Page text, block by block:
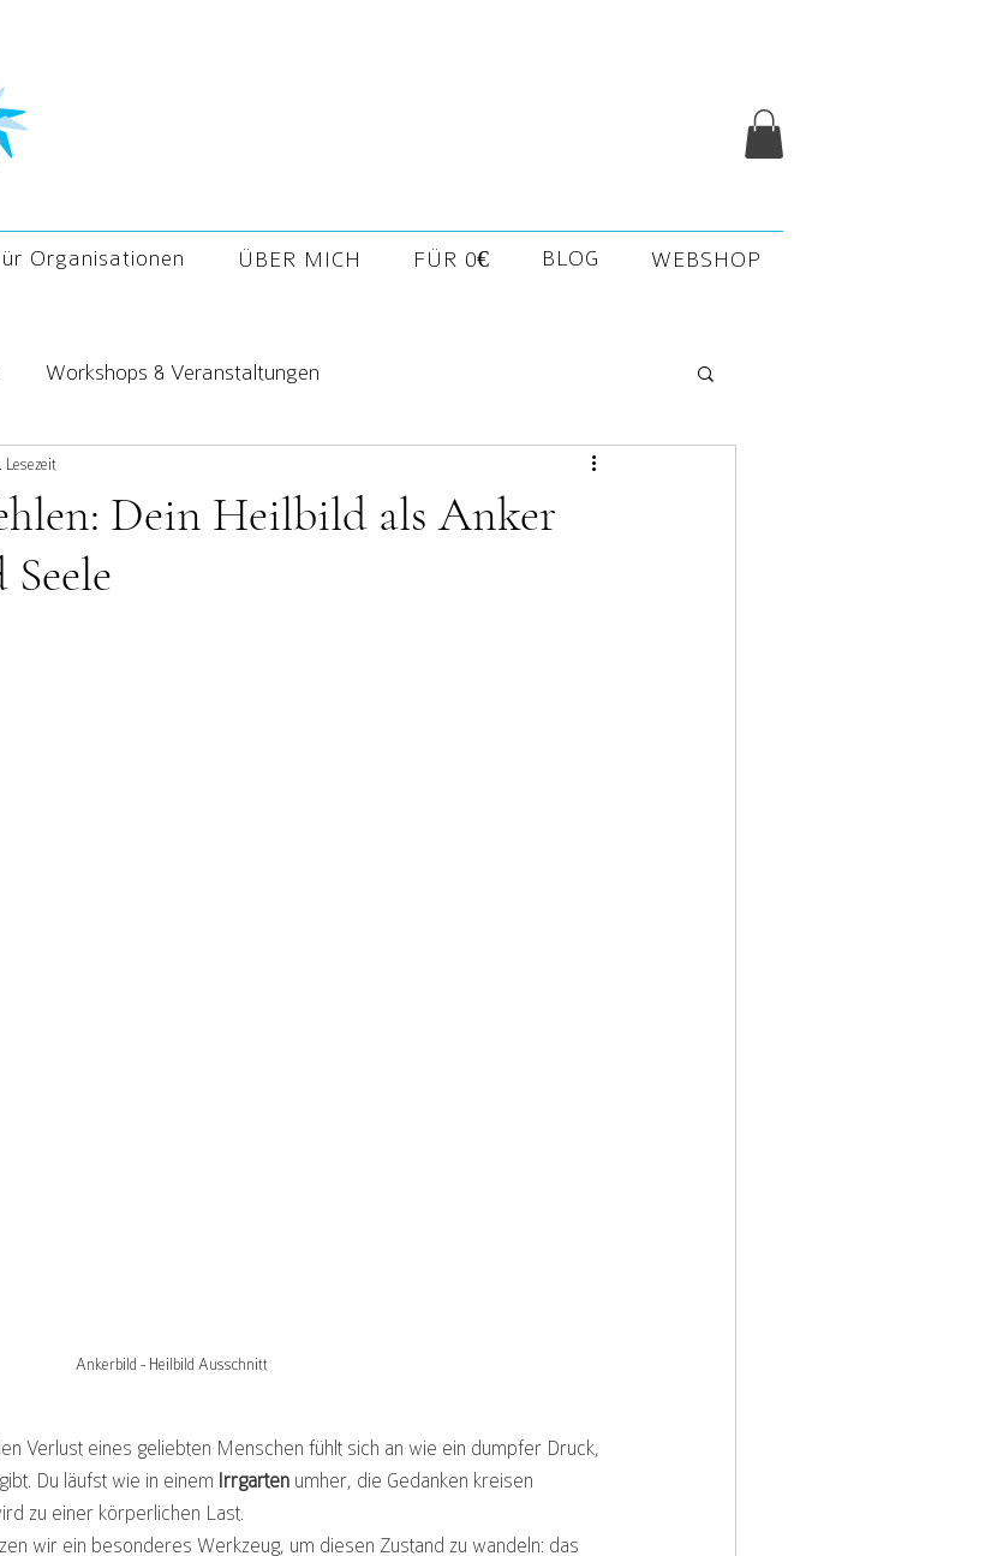
Organisationen ÜBER MICH FÜR 0€ BLOG WEBSHOP
Workshops & Veranstaltungen
Dein Heilbild als Anker
Lesezeit
Ankerbild - Heilbild Ausschnitt
Verlust eines geliebten Menschen fühlt sich an wie ein dumpfer Druck,
Du läufst wie in einem Irrgarten umher, die Gedanken kreisen
zu einer körperlichen Last.
wir ein besonderes Werkzeug, um diesen Zustand zu wandeln: das